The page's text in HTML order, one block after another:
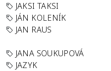
JAKSI TAKSI
JÁN KOLENÍK
JAN RAUS
JANA SOUKUPOVÁ
JAZYK